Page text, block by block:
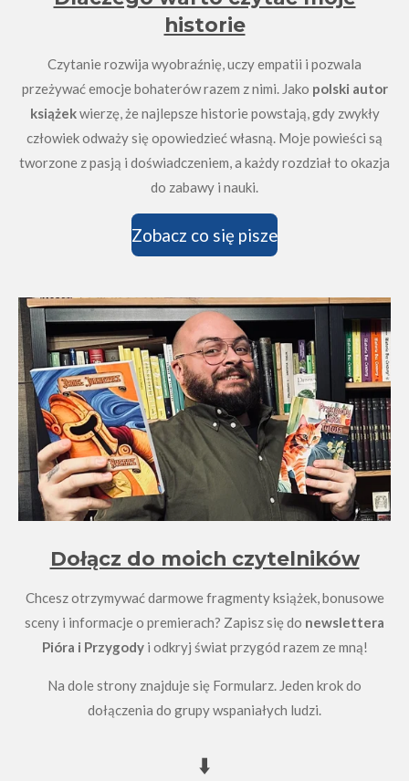
historie
Czytanie rozwija wyobraźnię, uczy empatii i pozwala
przeżywać emocje bohaterów razem z nimi. Jako polski autor
książekwierzę, że najlepsze historie powstają, gdy zwykły
człowiek odważy się opowiedzieć własną. Moje powieści są
tworzone z pasją i doświadczeniem, a każdy rozdział to okazja
do zabawy i nauki.
Zobacz co się pisze
Dołącz do moich czytelników
Chcesz otrzymywać darmowe fragmenty książek, bonusowe
sceny i informacje o premierach? Zapisz się do newslettera
Pióra i Przygodyi odkryj świat przygód razem ze mną!
Na dole strony znajduje się Formularz. Jeden krok do
dołączenia do grupy wspaniałych ludzi.
⬇️